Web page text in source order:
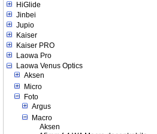
HiGlide
Jinbei
Jupio
Kaiser
Kaiser PRO
Laowa Pro
Laowa Venus Optics
Aksen
Micro
Foto
Argus
Macro
Aksen